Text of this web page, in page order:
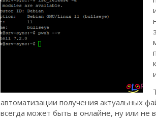
автоматизации получения актуальных
всегда может быть в онлайне, ну или не